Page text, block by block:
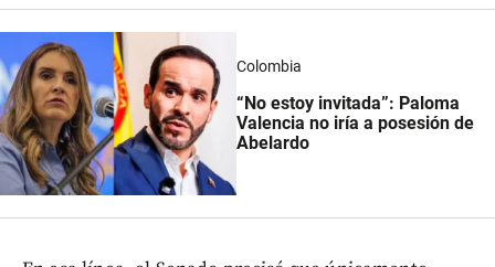
Colombia
“No estoy invitada”: Paloma
Valencia no iría a posesión de
Abelardo